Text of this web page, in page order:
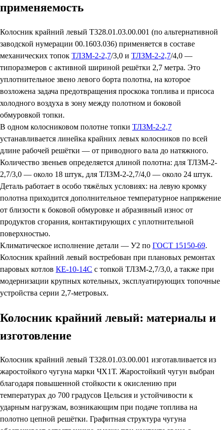
применяемость
Колосник крайний левый Т328.01.03.00.001 (по альтернативной
заводской нумерации 00.1603.036) применяется в составе
механических топок ТЛЗМ-2-2,7/3,0 и ТЛЗМ-2-2,7/4,0 —
типоразмеров с активной шириной решётки 2,7 метра. Это
уплотнительное звено левого борта полотна, на которое
возложена задача предотвращения проскока топлива и присоса
холодного воздуха в зону между полотном и боковой
обмуровкой топки.
В одном колосниковом полотне топки ТЛЗМ-2-2,7
устанавливается линейка крайних левых колосников по всей
длине рабочей решётки — от приводного вала до натяжного.
Количество звеньев определяется длиной полотна: для ТЛЗМ-2-
2,7/3,0 — около 18 штук, для ТЛЗМ-2-2,7/4,0 — около 24 штук.
Деталь работает в особо тяжёлых условиях: на левую кромку
полотна приходится дополнительное температурное напряжение
от близости к боковой обмуровке и абразивный износ от
продуктов сгорания, контактирующих с уплотнительной
поверхностью.
Климатическое исполнение детали — У2 по ГОСТ 15150-69.
Колосник крайний левый востребован при плановых ремонтах
паровых котлов КЕ-10-14С с топкой ТЛЗМ-2,7/3,0, а также при
модернизации крупных котельных, эксплуатирующих топочные
устройства серии 2,7-метровых.
Колосник крайний левый: материалы и
изготовление
Колосник крайний левый Т328.01.03.00.001 изготавливается из
жаростойкого чугуна марки ЧХ1Т. Жаростойкий чугун выбран
благодаря повышенной стойкости к окислению при
температурах до 700 градусов Цельсия и устойчивости к
ударным нагрузкам, возникающим при подаче топлива на
полотно цепной решётки. Графитная структура чугуна